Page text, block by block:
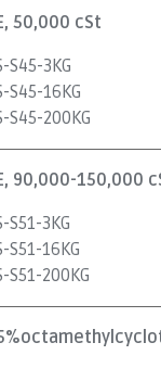
50,000 cSt
S45-3KG
S45-16KG
S45-200KG
90,000-150,000
S51-3KG
S51-16KG
S51-200KG